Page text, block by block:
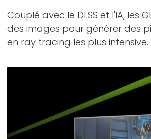
Couplé avec le DLSS et l'IA, les
des images pour générer des
en ray tracing les plus intensive.